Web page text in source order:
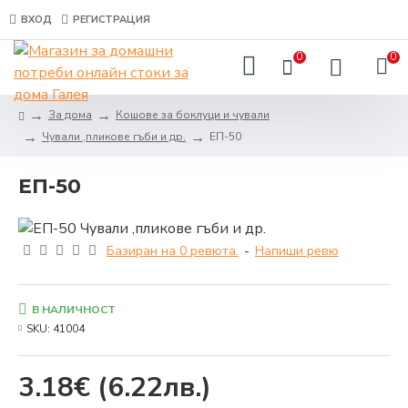
ВХОД РЕГИСТРАЦИЯ
0 0
За дома
Кошове за боклуци и чували
Чували ,пликове гъби и др.
ЕП-50
ЕП-50
Базиран на 0 ревюта. - Напиши ревю
3.18€ (6.22лв.)
В НАЛИЧНОСТ
SKU: 41004